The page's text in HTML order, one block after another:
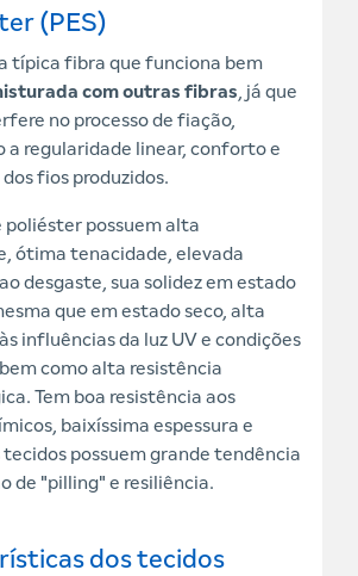
(PES)
típica fibra que funciona bem
com outras fibras , já que
no processo de fiação,
a regularidade linear, conforto e
fios produzidos.
poliéster possuem alta
ótima tenacidade, elevada
desgaste, sua solidez em estado
que em estado seco, alta
influências da luz UV e condições
como alta resistência
Tem boa resistência aos
baixíssima espessura e
tecidos possuem grande tendência
de "pilling" e resiliência.
dos tecidos